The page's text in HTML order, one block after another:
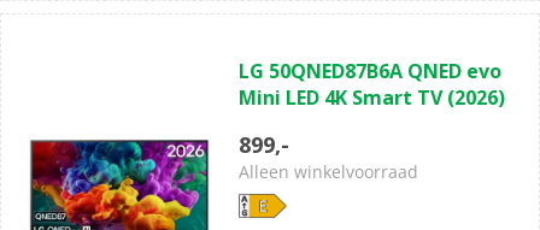
van
de
sterren.
LG 50QNED87B6A QNED evo
Mini LED 4K Smart TV (2026)
899,-
Alleen winkelvoorraad